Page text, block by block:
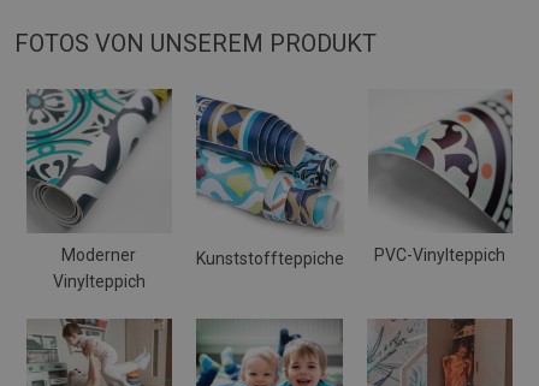
FOTOS VON UNSEREM PRODUKT
Moderner
Vinylteppich
Kunststoffteppiche PVC-Vinylteppich